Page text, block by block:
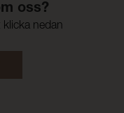
oss?
nedan